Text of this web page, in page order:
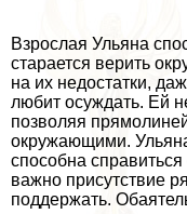
Взрослая Ульяна
старается верить
на их недостатки,
любит осуждать. Ей
позволяя
окружающими.
способна
важно присутствие
поддержать.